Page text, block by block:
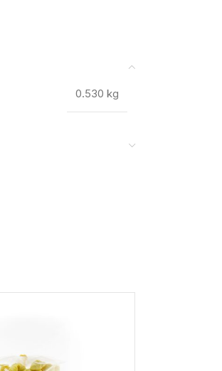
0.530 kg